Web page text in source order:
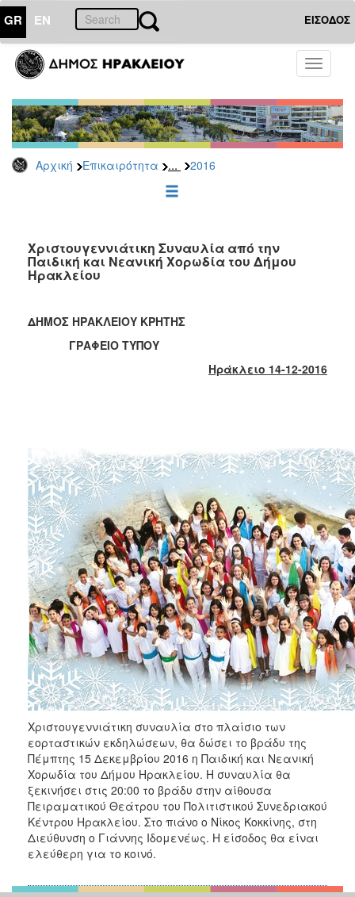
GR EN ΕΙΣΟΔΟΣ
Toggle
Αρχική Επικαιρότητα ... 2016
ΕΠΙΚΑΙΡΟΤΗΤΑ
Τύπου
Αρχείο
2026
2025
2022
2021
2019
2018
2012
2011
2010
2006
ΔΗΜΟΤΗΣ
ΕΠΙΣΚΕΠΤΗΣ
ΗΡΑΚΛΕΙΟ
Χριστουγεννιάτικη Συναυλία από την
Παιδική και Νεανική Χορωδία του Δήμου
Ηρακλείου
ΔΗΜΟΣ ΗΡΑΚΛΕΙΟΥ ΚΡΗΤΗΣ
ΓΡΑΦΕΙΟ ΤΥΠΟΥ
Ηράκλειο 14-12-2016
Χριστουγεννιάτικη συναυλία στο πλαίσιο των
εορταστικών εκδηλώσεων, θα δώσει το βράδυ της
Πέμπτης 15 Δεκεμβρίου 2016 η Παιδική και Νεανική
Χορωδία του Δήμου Ηρακλείου. Η συναυλία θα
ξεκινήσει στις 20:00 το βράδυ στην αίθουσα
Πειραματικού Θεάτρου του Πολιτιστικού Συνεδριακού
Κέντρου Ηρακλείου. Στο πιάνο ο Νίκος Κοκκίνης, στη
Διεύθυνση ο Γιάννης Ιδομενέως. Η είσοδος θα είναι
ελεύθερη για το κοινό.